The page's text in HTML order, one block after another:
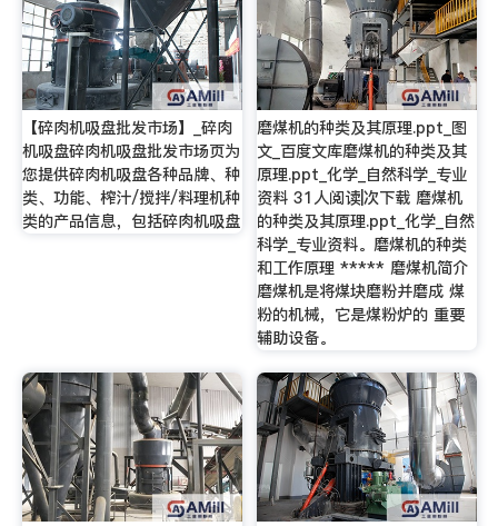
【碎肉机吸盘批发市场】_碎肉
机吸盘碎肉机吸盘批发市场页为
您提供碎肉机吸盘各种品牌、种
类、功能、榨汁/搅拌/料理机种
类的产品信息，包括碎肉机吸盘
磨煤机的种类及其原理.ppt_图
文_百度文库磨煤机的种类及其
原理.ppt_化学_自然科学_专业
资料 31人阅读|次下载 磨煤机
的种类及其原理.ppt_化学_自然
科学_专业资料。磨煤机的种类
和工作原理 ***** 磨煤机简介
磨煤机是将煤块磨粉并磨成 煤
粉的机械，它是煤粉炉的 重要
辅助设备。